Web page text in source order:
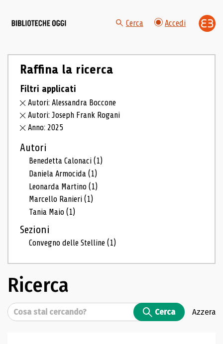
Cerca Accedi
Raffina la ricerca
Filtri applicati
Autori: Alessandra Boccone
Autori: Joseph Frank Rogani
Anno: 2025
Autori
Benedetta Calonaci(1)
Daniela Armocida(1)
Leonarda Martino(1)
Marcello Ranieri(1)
Tania Maio(1)
Sezioni
Convegno delle Stelline(1)
Ricerca
Cerca Cerca Azzera